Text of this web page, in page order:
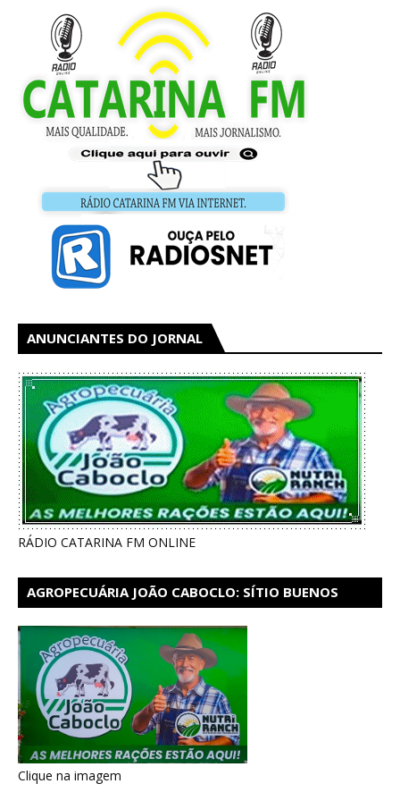
ANUNCIANTES DO JORNAL
RÁDIO CATARINA FM ONLINE
AGROPECUÁRIA JOÃO CABOCLO: SÍTIO BUENOS
Clique na imagem